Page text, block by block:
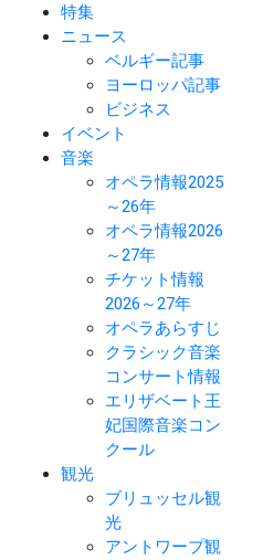
特集
ニュース
ベルギー記事
ヨーロッパ記事
ビジネス
イベント
音楽
オペラ情報2025
～26年
オペラ情報2026
～27年
チケット情報
2026～27年
オペラあらすじ
クラシック音楽
コンサート情報
エリザベート王
妃国際音楽コン
クール
観光
ブリュッセル観
光
アントワープ観